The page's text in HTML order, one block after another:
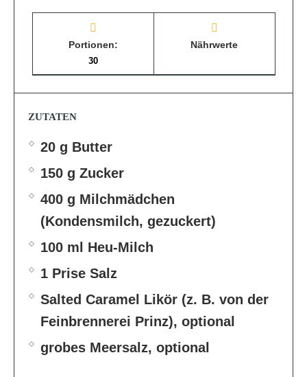
Portionen:
30
Nährwerte
ZUTATEN
20 g Butter
150 g Zucker
400 g Milchmädchen
(Kondensmilch, gezuckert)
100 ml Heu-Milch
1 Prise Salz
Salted Caramel Likör (z. B. von der
Feinbrennerei Prinz), optional
grobes Meersalz, optional